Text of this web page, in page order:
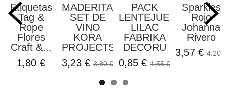
Etiquetas
Tag &
Rope
Flores
Craft &...
1,80 €
MADERITAS
SET DE
VINO
KORA
PROJECTS
3,23 € 3,80 €
PACK
LENTEJUELAS
LILAC
FABRIKA
DECORU
0,85 € 1,55 €
Sparkles
Rojo
Johanna
Rivero
3,57 € 4,20 €